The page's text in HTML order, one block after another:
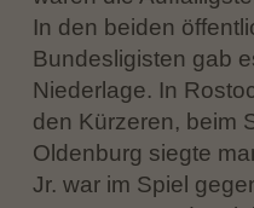
In den beiden
Bundesligisten gab
Niederlage. In
den Kürzeren, beim
Oldenburg siegte
Jr. war im Spiel